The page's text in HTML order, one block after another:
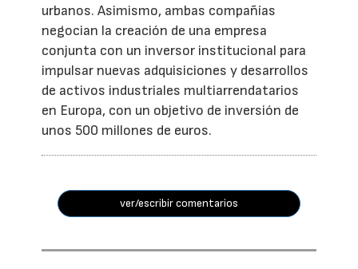
urbanos. Asimismo, ambas compañías
negocian la creación de una empresa
conjunta con un inversor institucional para
impulsar nuevas adquisiciones y desarrollos
de activos industriales multiarrendatarios
en Europa, con un objetivo de inversión de
unos 500 millones de euros.
ver/escribir comentarios